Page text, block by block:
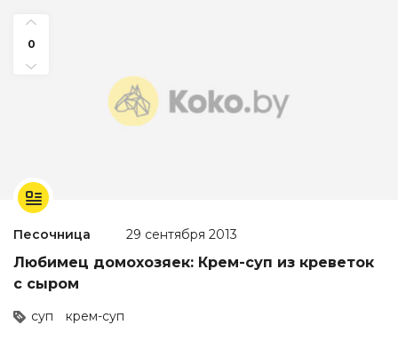
0
Песочница 29 сентября 2013
Любимец домохозяек: Крем-суп из креветок
с сыром
суп крем-суп